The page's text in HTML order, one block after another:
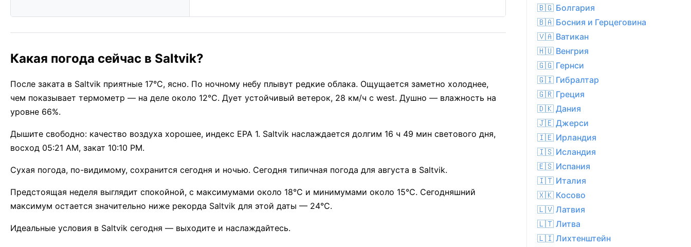
Какая погода сейчас в Saltvik?
После заката в Saltvik приятные 17°C, ясно. По ночному небу плывут редкие облака. Ощущается заметно холоднее,
чем показывает термометр — на деле около 12°C. Дует устойчивый ветерок, 28 км/ч с west. Душно — влажность на
уровне 66%.
Дышите свободно: качество воздуха хорошее, индекс EPA 1. Saltvik наслаждается долгим 16 ч 49 мин светового дня,
восход 05:21 AM, закат 10:10 PM.
Сухая погода, по-видимому, сохранится сегодня и ночью. Сегодня типичная погода для августа в Saltvik.
Предстоящая неделя выглядит спокойной, с максимумами около 18°C и минимумами около 15°C. Сегодняшний
максимум остается значительно ниже рекорда Saltvik для этой даты — 24°C.
Идеальные условия в Saltvik сегодня — выходите и наслаждайтесь.
🇧🇬 Болгария
🇧🇦 Босния и Герцеговина
🇻🇦 Ватикан
🇭🇺 Венгрия
🇬🇬 Гернси
🇬🇮 Гибралтар
🇬🇷 Греция
🇩🇰 Дания
🇯🇪 Джерси
🇮🇪 Ирландия
🇮🇸 Исландия
🇪🇸 Испания
🇮🇹 Италия
🇽🇰 Косово
🇱🇻 Латвия
🇱🇹 Литва
🇱🇮 Лихтенштейн